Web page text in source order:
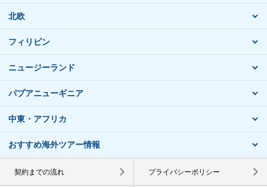
北欧
フィリピン
ニュージーランド
パプアニューギニア
中東・アフリカ
おすすめ海外ツアー情報
契約までの流れ プライバシーポリシー